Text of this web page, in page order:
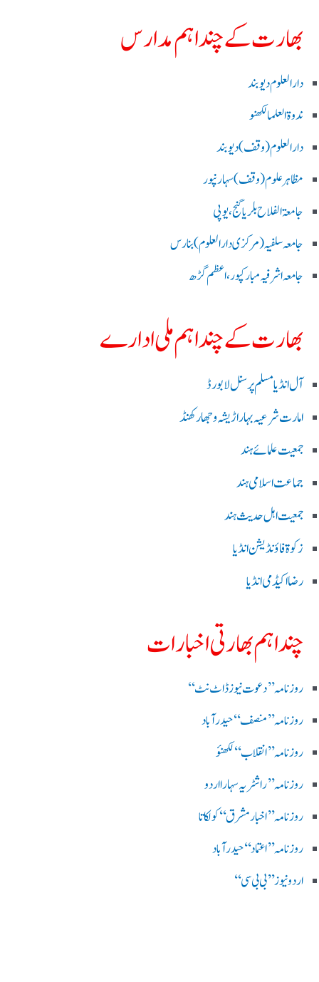
بھارت کے چند اہم مدارس
دارالعلوم دیوبند
ندوۃالعلما لکھنو
دارالعلوم (وقف)دیوبند
مظاہرعلوم (وقف)سہارنپور
جامعۃ الفلاح بلریاگنج،یوپی
جامعہ سلفیہ(مرکزی دارالعلوم )بنارس
جامعہ اشرفیہ مبارکپور،اعظم گڑھ
بھارت کے چند اہم ملی ادارے
آل انڈیا مسلم پرسنل لا بورڈ
امارت شرعیہ بہار اڑیشہ و جھارکھنڈ
جمعیت علمائے ہند
جماعت اسلامی ہند
جمعیت اہل حدیث ہند
زکوۃ فاؤنڈیشن انڈیا
رضا اکیڈمی انڈیا
چند اہم بھارتی اخبارات
روز نامہ ’’ دعوت نیوز ڈاٹ نٹ‘‘
روزنامہ ’’ منصف‘‘ حیدر آباد
روزنامہ ’’ انقلاب‘‘ لکھنؤ
روز نامہ ’’راشٹریہ سہارا اردو
روزنامہ ’’اخبارمشرق‘‘ کولکاتا
روزنامہ ’’اعتماد‘‘ حیدرآباد
اردو نیوز ’’بی بی سی‘‘